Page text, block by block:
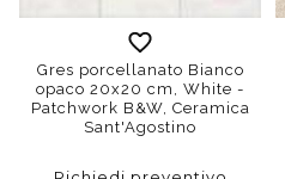
Gres porcellanato Bianco
opaco 20x20 cm, White -
Patchwork B&W, Ceramica
Sant'Agostino